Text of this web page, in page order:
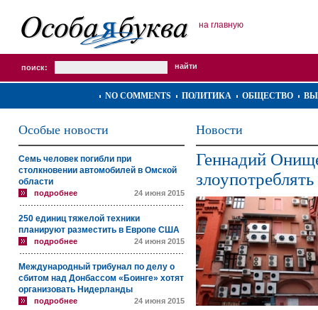
на главную
поиск:
NO COMMENTS ПОЛИТИКА ОБЩЕСТВО
Особые новости
Семь человек погибли при
столкновении автомобилей в Омской
области
подробнее 24 июня 2015
250 единиц тяжелой техники
планируют разместить в Европе США
подробнее 24 июня 2015
Международный трибунал по делу о
сбитом над Донбассом «Боинге» хотят
организовать Нидерланды
подробнее 24 июня 2015
Новости
Геннадий